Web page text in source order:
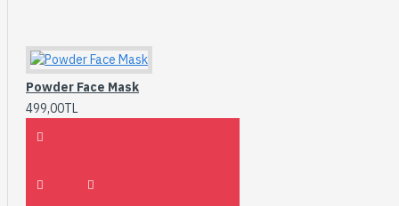
Powder Face Mask
499,00TL